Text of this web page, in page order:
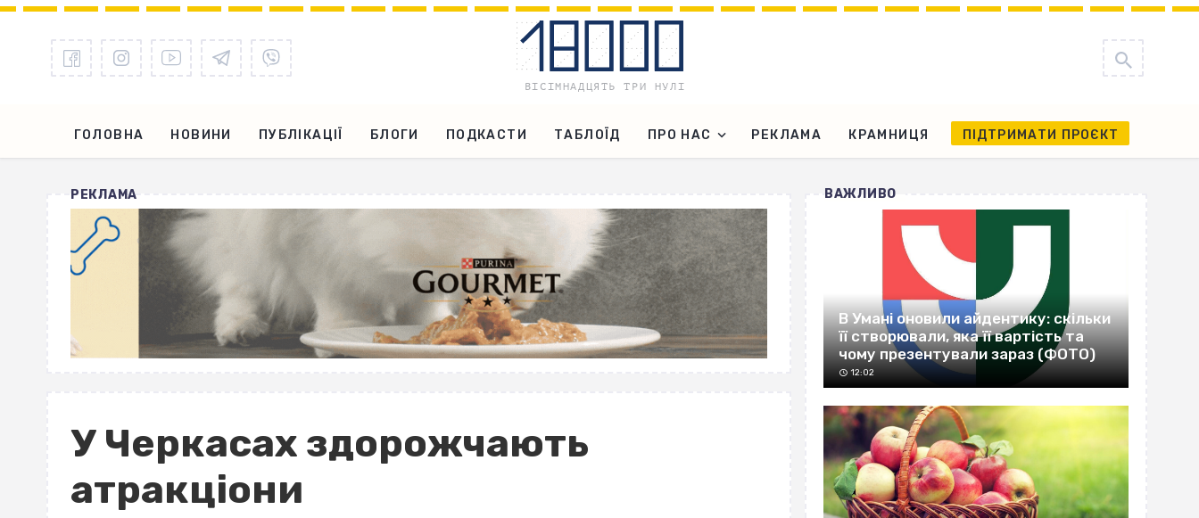
ГОЛОВНА НОВИНИ ПУБЛІКАЦІЇ БЛОГИ ПОДКАСТИ ТАБЛОЇД ПРО НАС РЕКЛАМА КРАМНИЦЯ ПІДТРИМАТИ ПРОЄКТ
РЕКЛАМА
У Черкасах здорожчають
атракціони
ВАЖЛИВО
В Умані оновили айдентику: скільки
її створювали, яка її вартість та
чому презентували зараз (ФОТО)
12:02